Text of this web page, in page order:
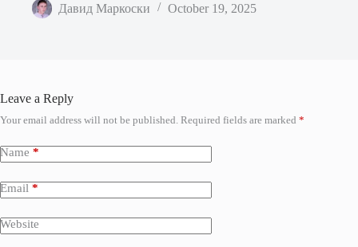
Давид Маркоски October 19, 2025
Leave a Reply
Your email address will not be published. Required fields are marked *
Name *
Email *
Website